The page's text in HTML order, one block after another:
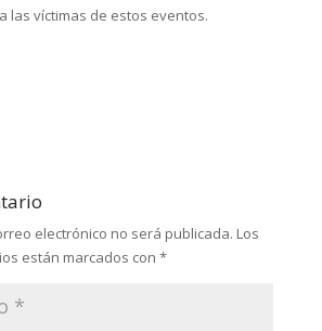
las víctimas de estos eventos.
electrónico no será publicada. Los
están marcados con *